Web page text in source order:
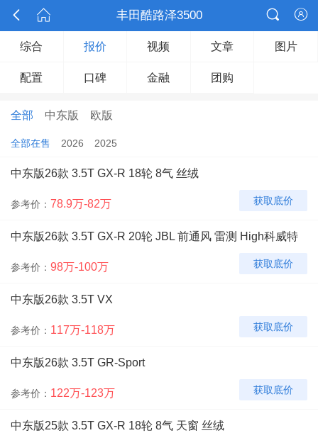
  丰田酷路泽3500 

综合 报价 视频 文章 图片
配置 口碑 金融 团购
全部 中东版 欧版
全部在售 2026 2025
中东版26款 3.5T GX-R 18轮 8气 丝绒
参考价： 78.9万-82万 获取底价
中东版26款 3.5T GX-R 20轮 JBL 前通风 雷测 High科威特
参考价： 98万-100万 获取底价
中东版26款 3.5T VX
参考价： 117万-118万 获取底价
中东版26款 3.5T GR-Sport
参考价： 122万-123万 获取底价
中东版25款 3.5T GX-R 18轮 8气 天窗 丝绒